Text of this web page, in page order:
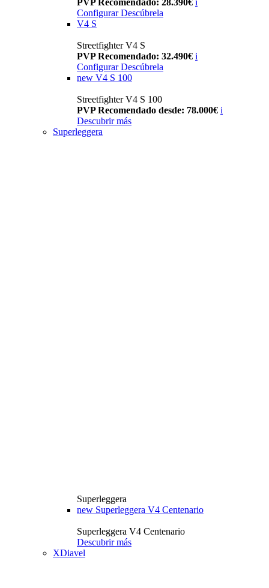
PVP Recomendado: 28.390€ i
Configurar Descúbrela
V4 S
Streetfighter V4 S
PVP Recomendado: 32.490€ i
Configurar Descúbrela
new V4 S 100
Streetfighter V4 S 100
PVP Recomendado desde: 78.000€ i
Descubrir más
Superleggera
Superleggera
new Superleggera V4 Centenario
Superleggera V4 Centenario
Descubrir más
XDiavel